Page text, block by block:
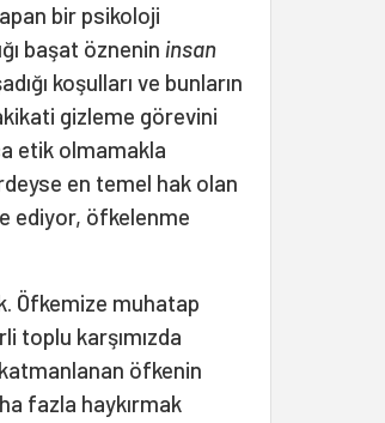
bir psikoloji
başat öznenin insan
koşulları ve bunların
gizleme görevini
etik olmamakla
en temel hak olan
ediyor, öfkelenme
Öfkemize muhatap
toplu karşımızda
katmanlanan öfkenin
fazla haykırmak